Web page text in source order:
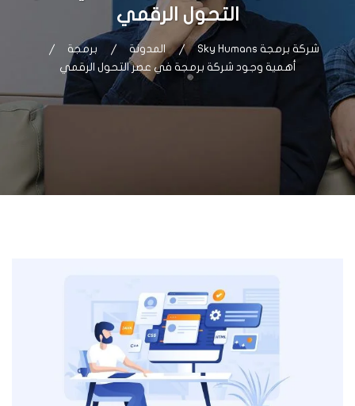
التحول الرقمي
شركة برمجة Sky Humans المدونة
برمجة
أهمية وجود شركة برمجة في عصر التحول الرقمي